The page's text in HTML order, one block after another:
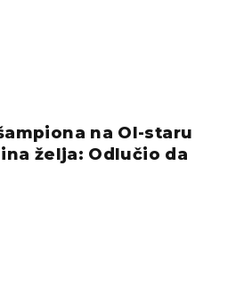
na Ol-staru
želja: Odlučio da